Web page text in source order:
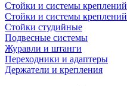
Стойки и системы креплений
Стойки и системы креплений
Стойки студийные
Подвесные системы
Журавли и штанги
Переходники и адаптеры
Держатели и крепления